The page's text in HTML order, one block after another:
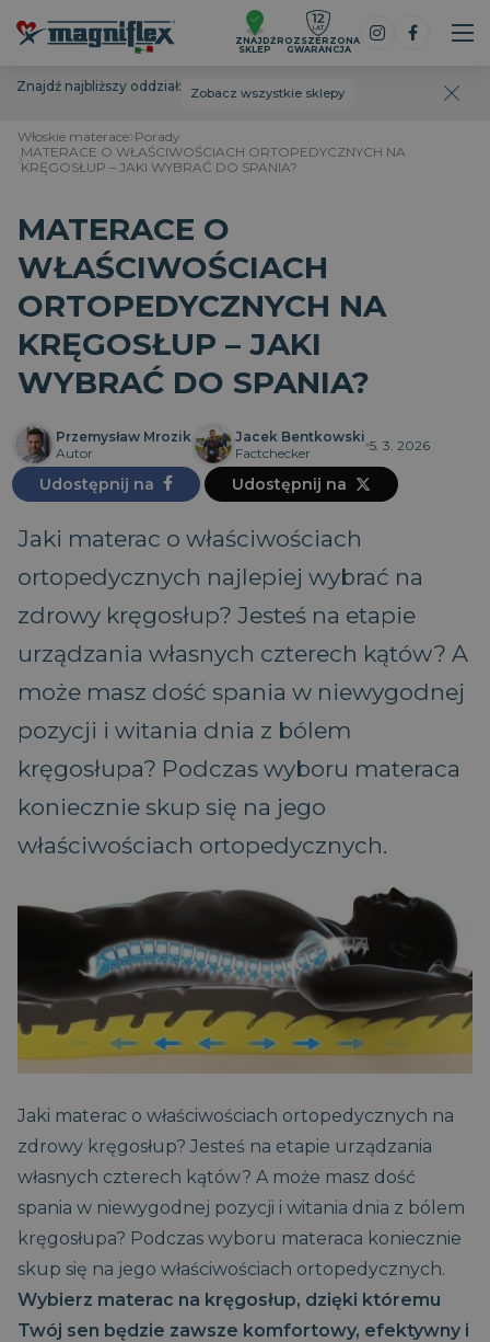
Znajdź najbliższy oddział: Zobacz wszystkie sklepy
ZNAJDŹ
SKLEP
ROZSZERZONA
GWARANCJA
Włoskie materace Porady
MATERACE O WŁAŚCIWOŚCIACH ORTOPEDYCZNYCH NA
KRĘGOSŁUP – JAKI WYBRAĆ DO SPANIA?
MATERACE O
WŁAŚCIWOŚCIACH
ORTOPEDYCZNYCH NA
KRĘGOSŁUP – JAKI
WYBRAĆ DO SPANIA?
Przemysław Mrozik
Autor
Jacek Bentkowski
Factchecker
5. 3. 2026
Udostępnij na Udostępnij na
Jaki materac o właściwościach
ortopedycznych najlepiej wybrać na
zdrowy kręgosłup? Jesteś na etapie
urządzania własnych czterech kątów? A
może masz dość spania w niewygodnej
pozycji i witania dnia z bólem
kręgosłupa? Podczas wyboru materaca
koniecznie skup się na jego
właściwościach ortopedycznych.
Jaki materac o właściwościach ortopedycznych na
zdrowy kręgosłup? Jesteś na etapie urządzania
własnych czterech kątów? A może masz dość
spania w niewygodnej pozycji i witania dnia z bólem
kręgosłupa? Podczas wyboru materaca koniecznie
skup się na jego właściwościach ortopedycznych.
Wybierz materac na kręgosłup, dzięki któremu
Twój sen będzie zawsze komfortowy, efektywny i